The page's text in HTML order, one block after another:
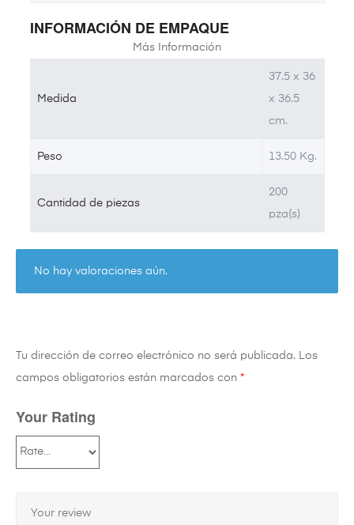
INFORMACIÓN DE EMPAQUE
Más Información
Medida
37.5 x 36
x 36.5
cm.
Peso 13.50Kg.
Cantidad de piezas
200
pza(s)
No hay valoraciones aún.
Tu dirección de correo electrónico no será publicada.
Los
campos obligatorios están marcados con *
Your Rating